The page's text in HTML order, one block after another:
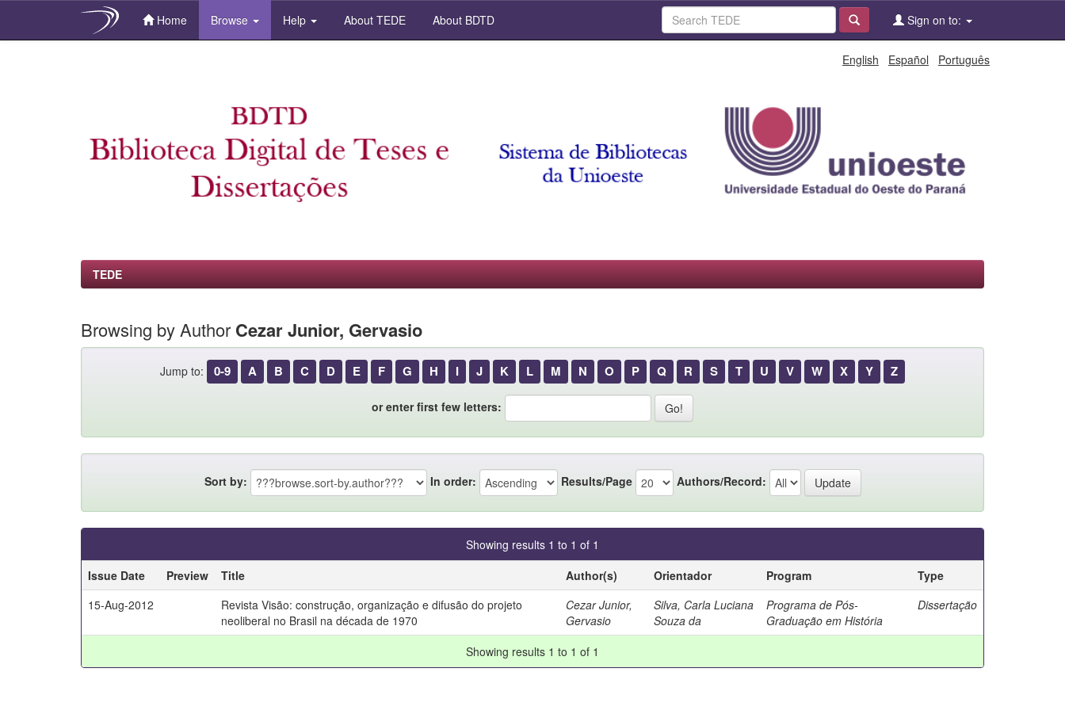
Home Browse Help About TEDE About BDTD Sign on to:
English Español Português
TEDE
Browsing by Author Cezar Junior, Gervasio
Jump to: 0-9 A B C D E F G H I J K L M N O P Q R S T U V W X Y Z
or enter first few letters:
Sort by: In order: Results/Page Authors/Record:
Showing results 1 to 1 of 1
Issue Date
Preview Title Author(s) Orientador Program
Type
15-Aug-2012
Revista Visão: construção, organização e difusão do projeto
neoliberal no Brasil na década de 1970
Cezar Junior,
Gervasio
Silva, Carla Luciana
Souza da
Programa de Pós-
Graduação em História
Dissertação
Showing results 1 to 1 of 1